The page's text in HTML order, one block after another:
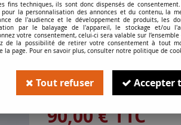
WD
Vitre DOVRE 640
Soyez le premier à donner
90,00€TTC
fins techniques, ils sont donc dispensés de
la personnalisation des annonces et du contenu, la
de l'audience et le développement de produits, les
par le balayage de l'appareil, le stockage et/ou
votre consentement, celui-ci sera valable sur l’ensemble
de la possibilité de retirer votre consentement à tout
page. Pour en savoir plus, consulter notre politique de
Tout refuser Accepter